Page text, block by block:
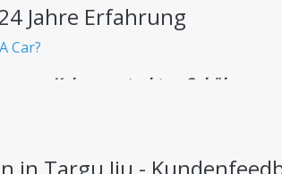
Jahre Erfahrung
Car?
- Keine versteckten Gebühren